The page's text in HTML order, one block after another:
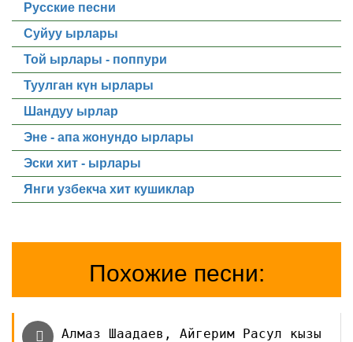
Русские песни
Суйуу ырлары
Той ырлары - поппури
Туулган күн ырлары
Шандуу ырлар
Эне - апа жонундо ырлары
Эски хит - ырлары
Янги узбекча хит кушиклар
Похожие песни:
Алмаз Шаадаев, Айгерим Расул кызы